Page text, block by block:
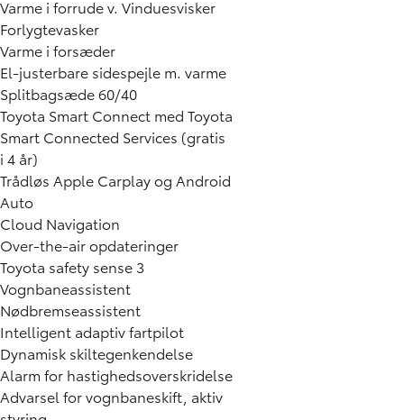
Varme i forrude v. Vinduesvisker
Forlygtevasker
Varme i forsæder
El-justerbare sidespejle m. varme
Splitbagsæde 60/40
Toyota Smart Connect med Toyota
Smart Connected Services (gratis
i 4 år)
Trådløs Apple Carplay og Android
Auto
Cloud Navigation
Over-the-air opdateringer
Toyota safety sense 3
Vognbaneassistent
Nødbremseassistent
Intelligent adaptiv fartpilot
Dynamisk skiltegenkendelse
Alarm for hastighedsoverskridelse
Advarsel for vognbaneskift, aktiv